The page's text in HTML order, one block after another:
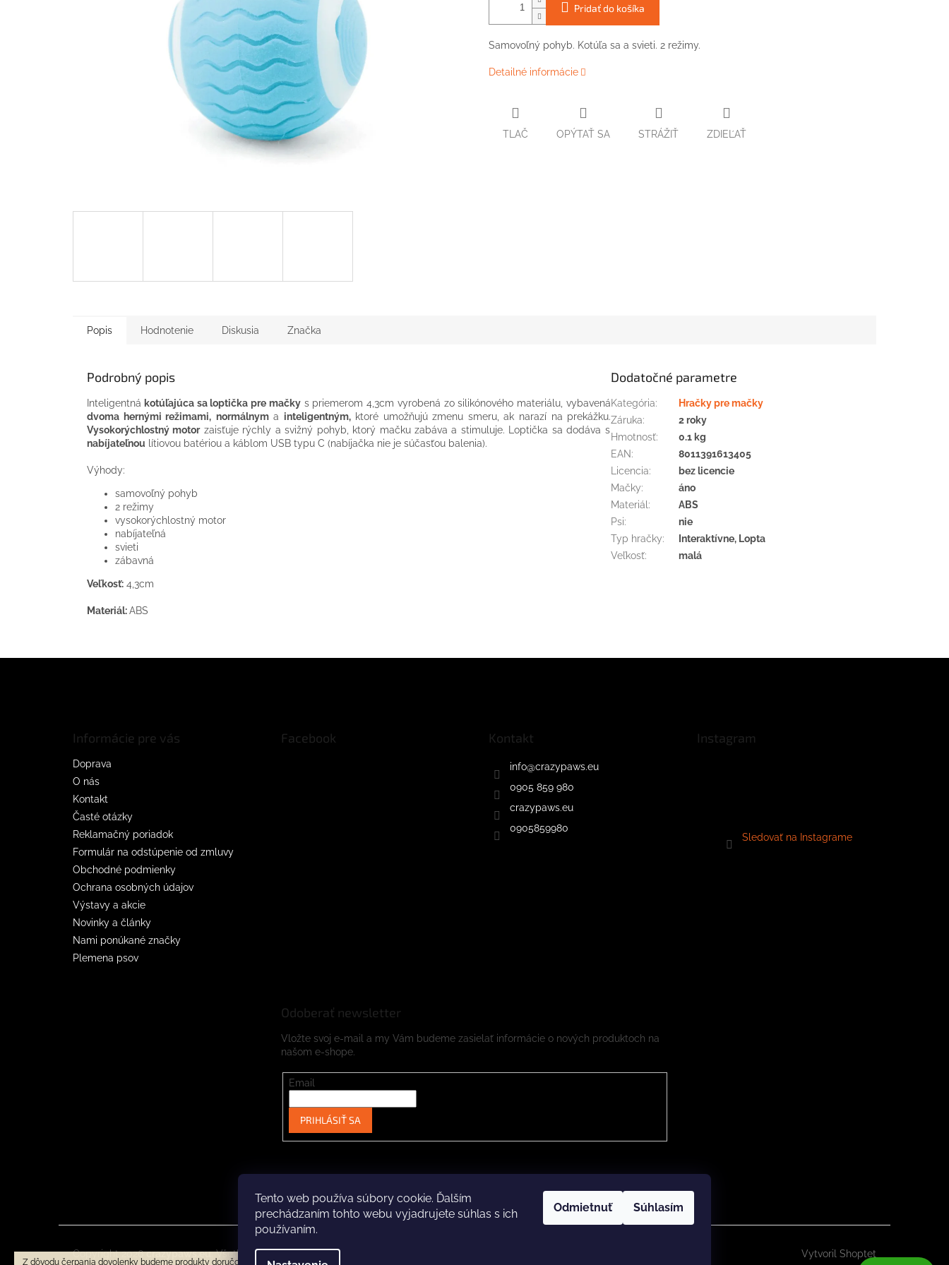
Tento web používa súbory cookie. Ďalším
prechádzaním tohto webu vyjadrujete súhlas s ich
používaním.
Odmietnuť Súhlasím
Z dôvodu čerpania dovolenky budeme produkty doručovať až po 3.8.2026. Za
Pridať do košíka
Samovoľný pohyb. Kotúľa sa a svieti. 2 režimy.
Detailné informácie
TLAČ OPÝTAŤ SA STRÁŽIŤ ZDIEĽAŤ
Popis Hodnotenie Diskusia Značka
Podrobný popis
Inteligentná kotúľajúca sa loptička pre mačkys priemerom 4,3cm vyrobená zo silikónového materiálu, vybavená
dvoma hernými režimami, normálnyma inteligentným,ktoré umožňujú zmenu smeru, ak narazí na prekážku.
Vysokorýchlostný motorzaisťuje rýchly a svižný pohyb, ktorý mačku zabáva a stimuluje. Loptička sa dodáva s
nabíjateľnou lítiovou batériou a káblom USB typu C (nabíjačka nie je súčasťou balenia).
Výhody:
samovoľný pohyb
2 režimy
vysokorýchlostný motor
nabíjateľná
svieti
zábavná
Veľkosť: 4,3cm
Materiál:ABS
Dodatočné parametre
Kategória:
Hračky pre mačky
Záruka:
2 roky
Hmotnosť:
0.1 kg
EAN:
8011391613405
Licencia:
bez licencie
Mačky:
áno
Materiál :
ABS
Psi:
nie
Typ hračky:
Interaktívne, Lopta
Veľkosť: malá
Informácie pre vás
Doprava
O nás
Kontakt
Časté otázky
Reklamačný poriadok
Formulár na odstúpenie od zmluvy
Obchodné podmienky
Ochrana osobných údajov
Výstavy a akcie
Novinky a články
Nami ponúkané značky
Plemena psov
Facebook Kontakt
info@crazypaws.eu
0905 859 980
crazypaws.eu
0905859980
Instagram
Sledovať na Instagrame
Odoberať newsletter
Vložte svoj e-mail a my Vám budeme zasielať informácie o nových produktoch na
našom e-shope.
Email
PRIHLÁSIŤ SA
Instagram
Vytvoril Shoptet
Copyright 2026crazypaws.eu. Všetky práva vyhradené.Upraviť nastavenie cookies